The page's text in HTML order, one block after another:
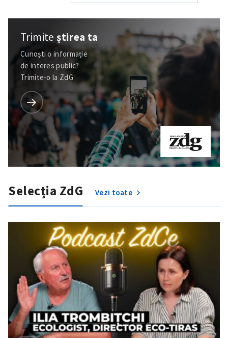
Trimiteștirea ta
Cunoști o informație
de interes public?
Trimite-o la ZdG
Selecția ZdG Vezi toate